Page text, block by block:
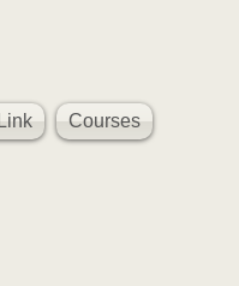
Link Courses